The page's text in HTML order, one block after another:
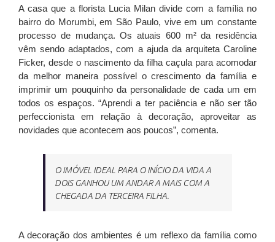
A casa que a florista Lucia Milan divide com a família no
bairro do Morumbi, em São Paulo, vive em um constante
processo de mudança. Os atuais 600 m² da residência
vêm sendo adaptados, com a ajuda da arquiteta Caroline
Ficker, desde o nascimento da filha caçula para acomodar
da melhor maneira possível o crescimento da família e
imprimir um pouquinho da personalidade de cada um em
todos os espaços. “Aprendi a ter paciência e não ser tão
perfeccionista em relação à decoração, aproveitar as
novidades que acontecem aos poucos”, comenta.
O IMÓVEL IDEAL PARA O INÍCIO DA VIDA A
DOIS GANHOU UM ANDAR A MAIS COM A
CHEGADA DA TERCEIRA FILHA.
A decoração dos ambientes é um reflexo da família como